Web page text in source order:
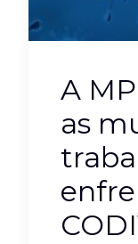
A
as